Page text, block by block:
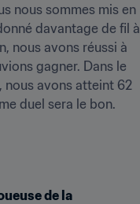
nous sommes mis en
davantage de fil à
nous avons réussi à
gagner. Dans le
nous avons atteint 62
duel sera le bon.
de la